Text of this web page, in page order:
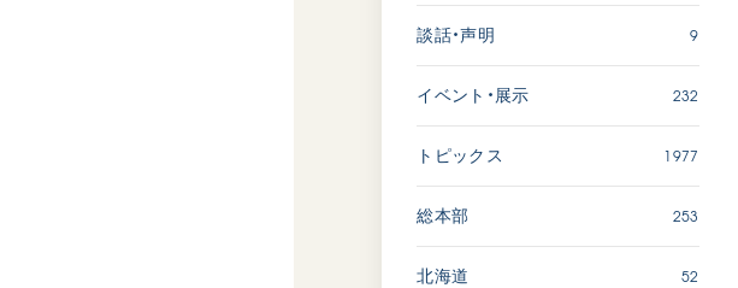
2026.08.09
SDGs
動画
長崎
【被爆証言】「原爆の子」と
して生きた80年 広島県 早
志百…
談話・声明 9
イベント・展示 232
トピックス 1977
総本部 253
北海道 52